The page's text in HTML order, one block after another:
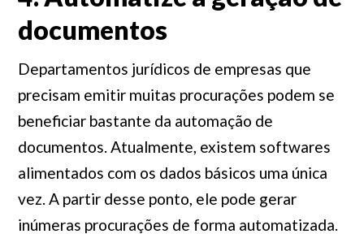
documentos
Departamentos jurídicos de empresas que
precisam emitir muitas procurações podem se
beneficiar bastante da automação de
documentos. Atualmente, existem softwares
alimentados com os dados básicos uma única
vez. A partir desse ponto, ele pode gerar
inúmeras procurações de forma automatizada.